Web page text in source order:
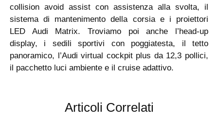
collision avoid assist con assistenza alla svolta, il
sistema di mantenimento della corsia e i proiettori
LED Audi Matrix. Troviamo poi anche l’head-up
display, i sedili sportivi con poggiatesta, il tetto
panoramico, l’Audi virtual cockpit plus da 12,3 pollici,
il pacchetto luci ambiente e il cruise adattivo.
Articoli Correlati